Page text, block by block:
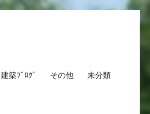
建築ﾌﾞﾛｸﾞ その他 未分類